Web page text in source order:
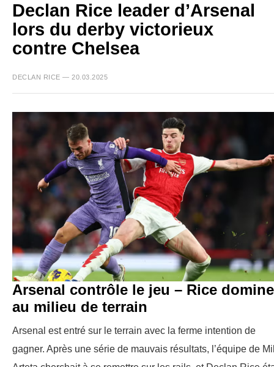
Declan Rice leader d’Arsenal
lors du derby victorieux
contre Chelsea
DECLAN RICE — 20.03.2025
Arsenal contrôle le jeu – Rice domine
au milieu de terrain
Arsenal est entré sur le terrain avec la ferme intention de
gagner. Après une série de mauvais résultats, l’équipe de